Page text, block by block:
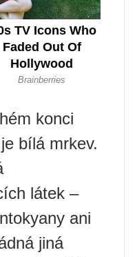
konci
bílá mrkev.
látek –
ani
jiná